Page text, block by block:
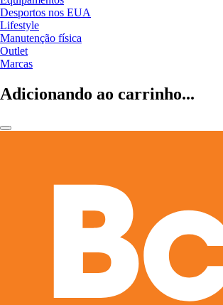
Desportos nos EUA
Lifestyle
Manutenção física
Outlet
Marcas
Adicionando ao carrinho...